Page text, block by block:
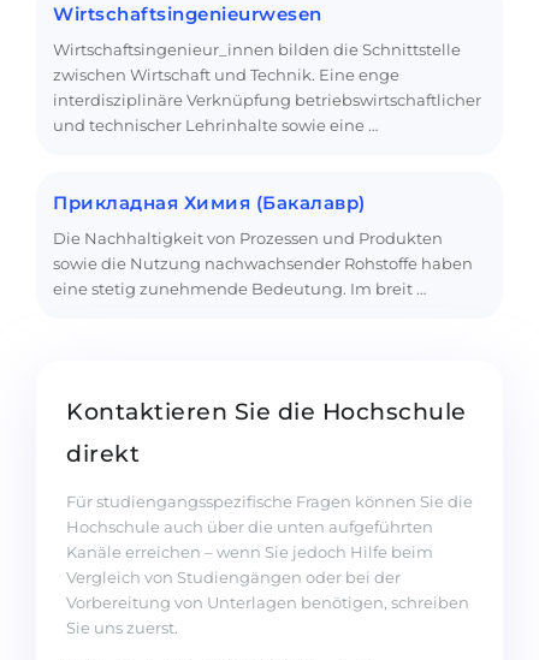
Wirtschaftsingenieurwesen
Wirtschaftsingenieur_innen bilden die Schnittstelle
zwischen Wirtschaft und Technik. Eine enge
interdisziplinäre Verknüpfung betriebswirtschaftlicher
und technischer Lehrinhalte sowie eine …
Прикладная Химия (Бакалавр)
Die Nachhaltigkeit von Prozessen und Produkten
sowie die Nutzung nachwachsender Rohstoffe haben
eine stetig zunehmende Bedeutung. Im breit …
Kontaktieren Sie die Hochschule
direkt
Für studiengangsspezifische Fragen können Sie die
Hochschule auch über die unten aufgeführten
Kanäle erreichen – wenn Sie jedoch Hilfe beim
Vergleich von Studiengängen oder bei der
Vorbereitung von Unterlagen benötigen, schreiben
Sie uns zuerst.